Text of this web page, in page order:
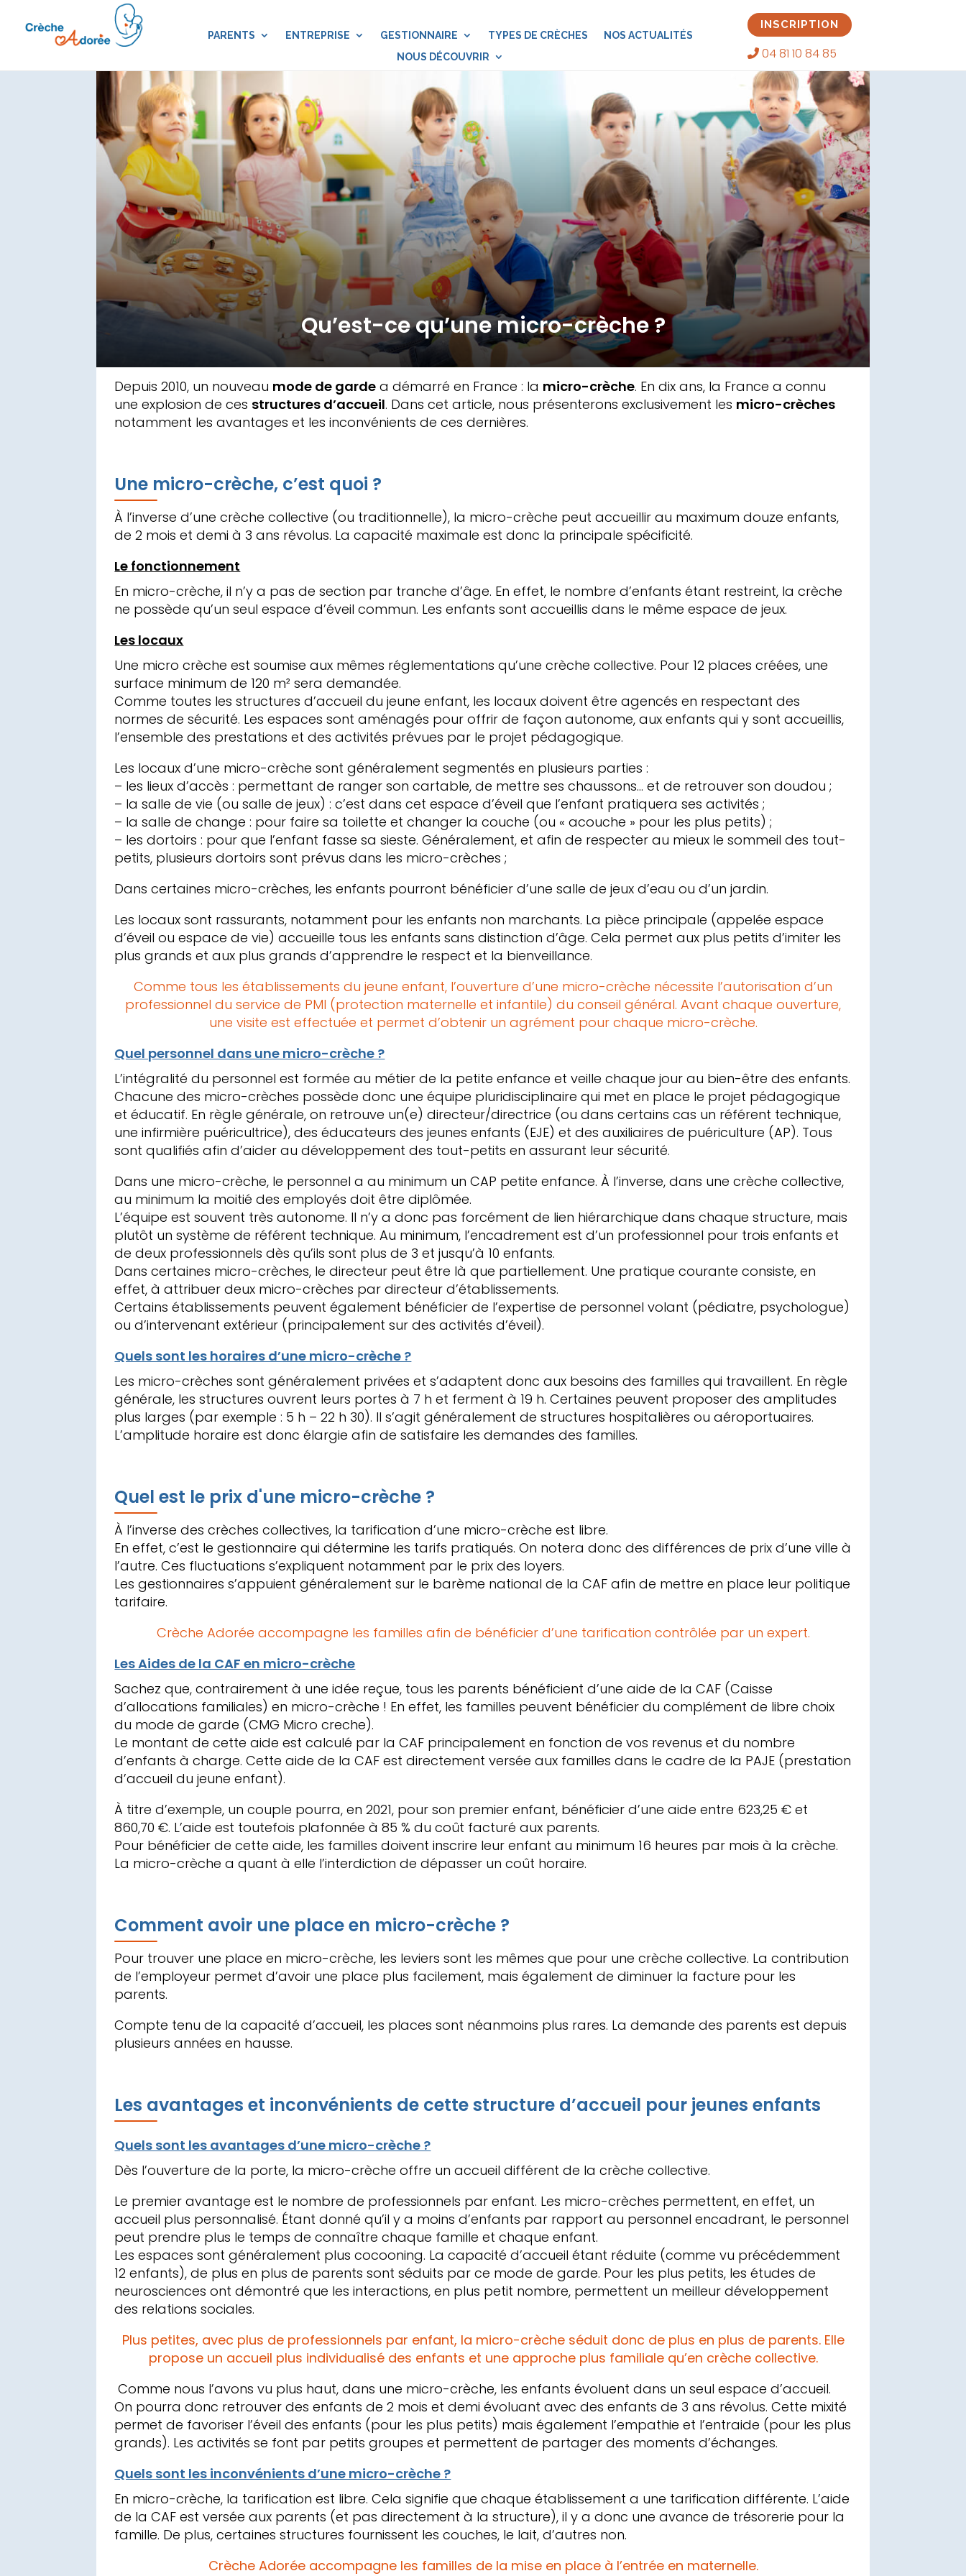
PARENTS ENTREPRISE GESTIONNAIRE TYPES DE CRÈCHES
NOS ACTUALITÉS
NOUS DÉCOUVRIR
INSCRIPTION
04 81 10 84 85
Qu’est-ce qu’une micro-crèche ?
Depuis 2010, un nouveau mode de garde a démarré en France : la micro-crèche. En dix ans, la France a connu
une explosion de ces structures d’accueil. Dans cet article, nous présenterons exclusivement les micro-crèches
notamment les avantages et les inconvénients de ces dernières.
Une micro-crèche, c’est quoi ?
À l’inverse d’une crèche collective (ou traditionnelle), la micro-crèche peut accueillir au maximum douze enfants,
de 2 mois et demi à 3 ans révolus. La capacité maximale est donc la principale spécificité.
Le fonctionnement
En micro-crèche, il n’y a pas de section par tranche d’âge. En effet, le nombre d’enfants étant restreint, la crèche
ne possède qu’un seul espace d’éveil commun. Les enfants sont accueillis dans le même espace de jeux.
Les locaux
Une micro crèche est soumise aux mêmes réglementations qu’une crèche collective. Pour 12 places créées, une
surface minimum de 120 m² sera demandée.
Comme toutes les structures d’accueil du jeune enfant, les locaux doivent être agencés en respectant des
normes de sécurité. Les espaces sont aménagés pour offrir de façon autonome, aux enfants qui y sont accueillis,
l’ensemble des prestations et des activités prévues par le projet pédagogique.
Les locaux d’une micro-crèche sont généralement segmentés en plusieurs parties :
– les lieux d’accès : permettant de ranger son cartable, de mettre ses chaussons… et de retrouver son doudou ;
– la salle de vie (ou salle de jeux) : c’est dans cet espace d’éveil que l’enfant pratiquera ses activités ;
– la salle de change : pour faire sa toilette et changer la couche (ou « acouche » pour les plus petits) ;
– les dortoirs : pour que l’enfant fasse sa sieste. Généralement, et afin de respecter au mieux le sommeil des tout-
petits, plusieurs dortoirs sont prévus dans les micro-crèches ;
Dans certaines micro-crèches, les enfants pourront bénéficier d’une salle de jeux d’eau ou d’un jardin.
Les locaux sont rassurants, notamment pour les enfants non marchants. La pièce principale (appelée espace
d’éveil ou espace de vie) accueille tous les enfants sans distinction d’âge. Cela permet aux plus petits d’imiter les
plus grands et aux plus grands d’apprendre le respect et la bienveillance.
Comme tous les établissements du jeune enfant, l’ouverture d’une micro-crèche nécessite l’autorisation d’un
professionnel du service de PMI (protection maternelle et infantile) du conseil général. Avant chaque ouverture,
une visite est effectuée et permet d’obtenir un agrément pour chaque micro-crèche.
Quel personnel dans une micro-crèche ?
L’intégralité du personnel est formée au métier de la petite enfance et veille chaque jour au bien-être des enfants.
Chacune des micro-crèches possède donc une équipe pluridisciplinaire qui met en place le projet pédagogique
et éducatif. En règle générale, on retrouve un(e) directeur/directrice (ou dans certains cas un référent technique,
une infirmière puéricultrice), des éducateurs des jeunes enfants (EJE) et des auxiliaires de puériculture (AP). Tous
sont qualifiés afin d’aider au développement des tout-petits en assurant leur sécurité.
Dans une micro-crèche, le personnel a au minimum un CAP petite enfance. À l’inverse, dans une crèche collective,
au minimum la moitié des employés doit être diplômée.
L’équipe est souvent très autonome. Il n’y a donc pas forcément de lien hiérarchique dans chaque structure, mais
plutôt un système de référent technique. Au minimum, l’encadrement est d’un professionnel pour trois enfants et
de deux professionnels dès qu’ils sont plus de 3 et jusqu’à 10 enfants.
Dans certaines micro-crèches, le directeur peut être là que partiellement. Une pratique courante consiste, en
effet, à attribuer deux micro-crèches par directeur d’établissements.
Certains établissements peuvent également bénéficier de l’expertise de personnel volant (pédiatre, psychologue)
ou d’intervenant extérieur (principalement sur des activités d’éveil).
Quels sont les horaires d’une micro-crèche ?
Les micro-crèches sont généralement privées et s’adaptent donc aux besoins des familles qui travaillent. En règle
générale, les structures ouvrent leurs portes à 7 h et ferment à 19 h. Certaines peuvent proposer des amplitudes
plus larges (par exemple : 5 h – 22 h 30). Il s’agit généralement de structures hospitalières ou aéroportuaires.
L’amplitude horaire est donc élargie afin de satisfaire les demandes des familles.
Quel est le prix d'une micro-crèche ?
À l’inverse des crèches collectives, la tarification d’une micro-crèche est libre.
En effet, c’est le gestionnaire qui détermine les tarifs pratiqués. On notera donc des différences de prix d’une ville à
l’autre. Ces fluctuations s’expliquent notamment par le prix des loyers.
Les gestionnaires s’appuient généralement sur le barème national de la CAF afin de mettre en place leur politique
tarifaire.
Crèche Adorée accompagne les familles afin de bénéficier d’une tarification contrôlée par un expert.
Les Aides de la CAF en micro-crèche
Sachez que, contrairement à une idée reçue, tous les parents bénéficient d’une aide de la CAF (Caisse
d’allocations familiales) en micro-crèche ! En effet, les familles peuvent bénéficier du complément de libre choix
du mode de garde (CMG Micro creche).
Le montant de cette aide est calculé par la CAF principalement en fonction de vos revenus et du nombre
d’enfants à charge. Cette aide de la CAF est directement versée aux familles dans le cadre de la PAJE (prestation
d’accueil du jeune enfant).
À titre d’exemple, un couple pourra, en 2021, pour son premier enfant, bénéficier d’une aide entre 623,25 € et
860,70 €. L’aide est toutefois plafonnée à 85 % du coût facturé aux parents.
Pour bénéficier de cette aide, les familles doivent inscrire leur enfant au minimum 16 heures par mois à la crèche.
La micro-crèche a quant à elle l’interdiction de dépasser un coût horaire.
Comment avoir une place en micro-crèche ?
Pour trouver une place en micro-crèche, les leviers sont les mêmes que pour une crèche collective. La contribution
de l’employeur permet d’avoir une place plus facilement, mais également de diminuer la facture pour les
parents.
Compte tenu de la capacité d’accueil, les places sont néanmoins plus rares. La demande des parents est depuis
plusieurs années en hausse.
Les avantages et inconvénients de cette structure d’accueil pour jeunes enfants
Quels sont les avantages d’une micro-crèche ?
Dès l’ouverture de la porte, la micro-crèche offre un accueil différent de la crèche collective.
Le premier avantage est le nombre de professionnels par enfant. Les micro-crèches permettent, en effet, un
accueil plus personnalisé. Étant donné qu’il y a moins d’enfants par rapport au personnel encadrant, le personnel
peut prendre plus le temps de connaître chaque famille et chaque enfant.
Les espaces sont généralement plus cocooning. La capacité d’accueil étant réduite (comme vu précédemment
12 enfants), de plus en plus de parents sont séduits par ce mode de garde. Pour les plus petits, les études de
neurosciences ont démontré que les interactions, en plus petit nombre, permettent un meilleur développement
des relations sociales.
Plus petites, avec plus de professionnels par enfant, la micro-crèche séduit donc de plus en plus de parents. Elle
propose un accueil plus individualisé des enfants et une approche plus familiale qu’en crèche collective.
Comme nous l’avons vu plus haut, dans une micro-crèche, les enfants évoluent dans un seul espace d’accueil.
On pourra donc retrouver des enfants de 2 mois et demi évoluant avec des enfants de 3 ans révolus. Cette mixité
permet de favoriser l’éveil des enfants (pour les plus petits) mais également l’empathie et l’entraide (pour les plus
grands). Les activités se font par petits groupes et permettent de partager des moments d’échanges.
Quels sont les inconvénients d’une micro-crèche ?
En micro-crèche, la tarification est libre. Cela signifie que chaque établissement a une tarification différente. L’aide
de la CAF est versée aux parents (et pas directement à la structure), il y a donc une avance de trésorerie pour la
famille. De plus, certaines structures fournissent les couches, le lait, d’autres non.
Crèche Adorée accompagne les familles de la mise en place à l’entrée en maternelle.